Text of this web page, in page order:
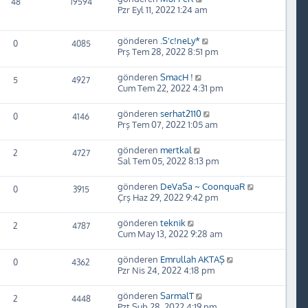
Pzr Eyl 11, 2022 1:24 am
0 4085 gönderen .S'c!neLy*
Prş Tem 28, 2022 8:51 pm
5 4927 gönderen SmacH !
Cum Tem 22, 2022 4:31 pm
0 4146 gönderen serhat2110
Prş Tem 07, 2022 1:05 am
2 4727 gönderen mertkal
Sal Tem 05, 2022 8:13 pm
0 3915 gönderen DeVaSa ~ CoonquaR
Çrş Haz 29, 2022 9:42 pm
2 4787 gönderen teknik
Cum May 13, 2022 9:28 am
0 4362 gönderen Emrullah AKTAŞ
Pzr Nis 24, 2022 4:18 pm
2 4448 gönderen SarmalT